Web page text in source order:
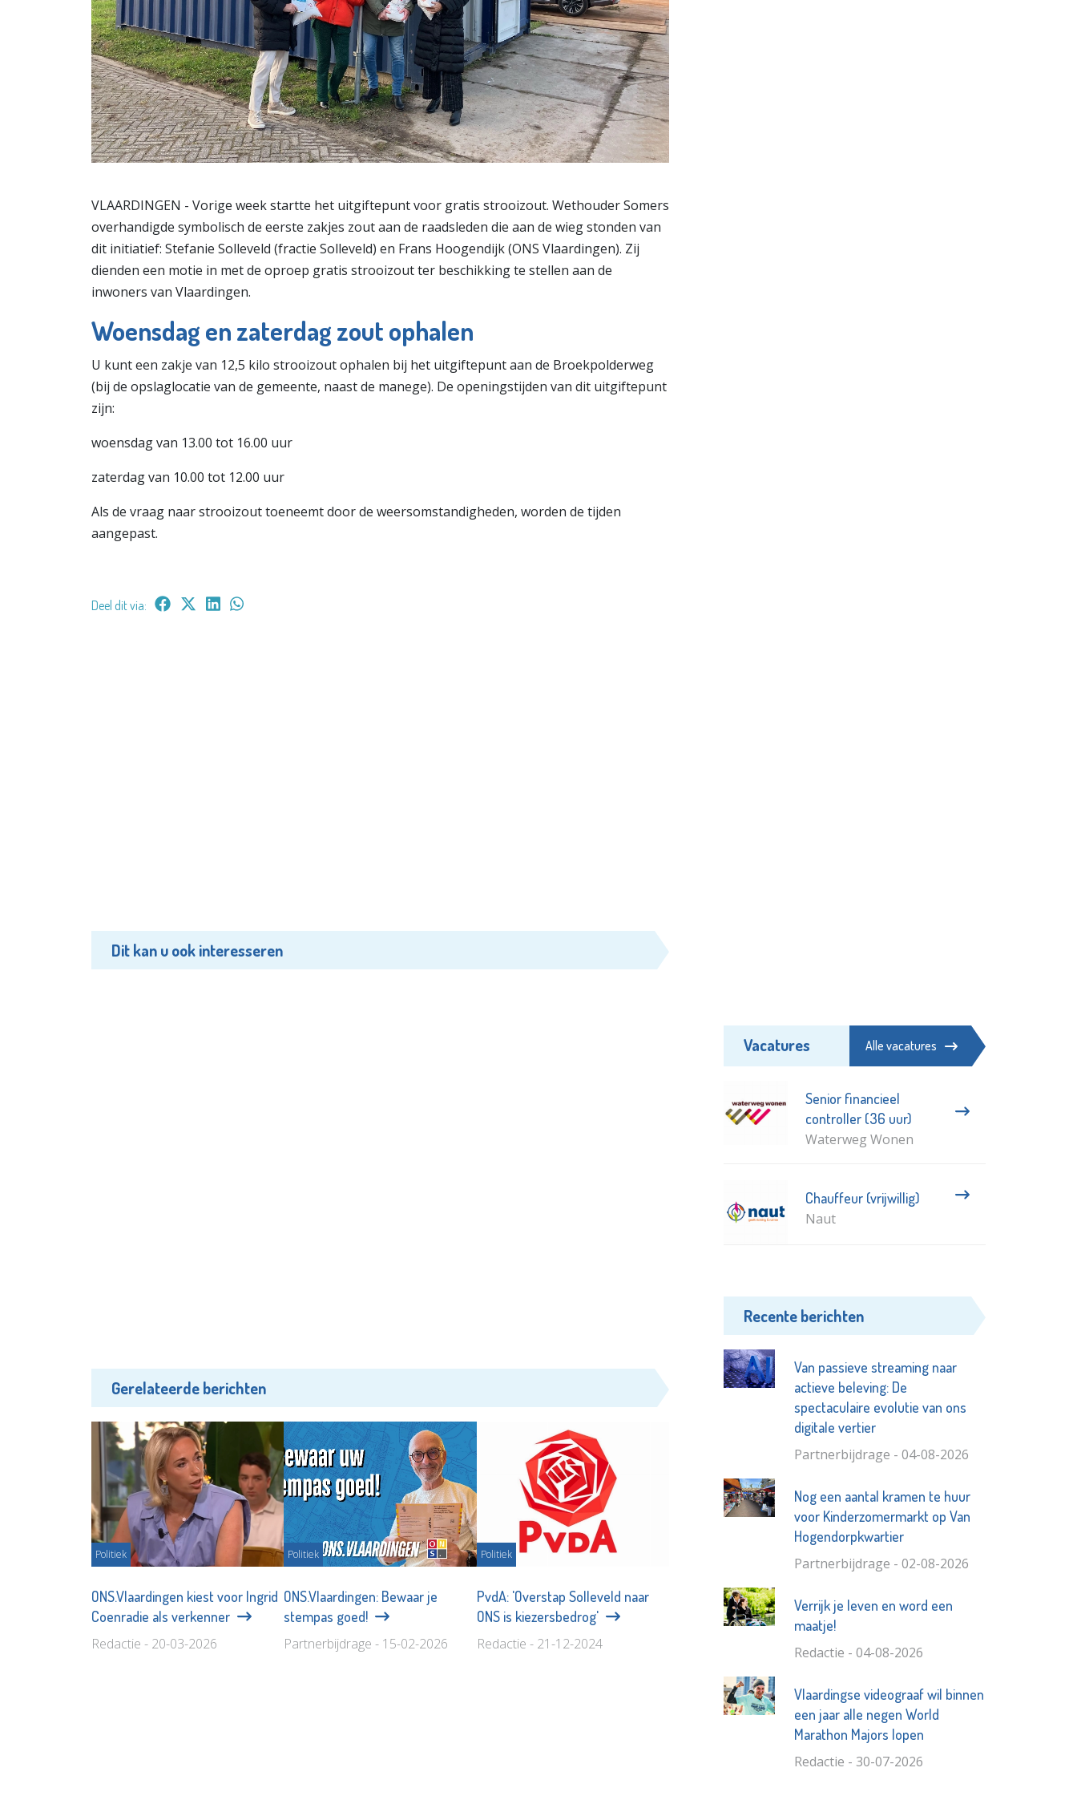
VLAARDINGEN - Vorige week startte het uitgiftepunt voor gratis strooizout. Wethouder Somers
overhandigde symbolisch de eerste zakjes zout aan de raadsleden die aan de wieg stonden van
dit initiatief: Stefanie Solleveld (fractie Solleveld) en Frans Hoogendijk (ONS Vlaardingen). Zij
dienden een motie in met de oproep gratis strooizout ter beschikking te stellen aan de
inwoners van Vlaardingen.
Woensdag en zaterdag zout ophalen
U kunt een zakje van 12,5 kilo strooizout ophalen bij het uitgiftepunt aan de Broekpolderweg
(bij de opslaglocatie van de gemeente, naast de manege). De openingstijden van dit uitgiftepunt
zijn:
woensdag van 13.00 tot 16.00 uur
zaterdag van 10.00 tot 12.00 uur
Als de vraag naar strooizout toeneemt door de weersomstandigheden, worden de tijden
aangepast.
Deel dit via:
Dit kan u ook interesseren
Gerelateerde berichten
Politiek
ONS.Vlaardingen kiest voor Ingrid
Coenradie als verkenner
Redactie - 20-03-2026
Politiek
ONS.Vlaardingen: Bewaar je
stempas goed!
Partnerbijdrage - 15-02-2026
Politiek
PvdA: 'Overstap Solleveld naar
ONS is kiezersbedrog'
Redactie - 21-12-2024
Vacatures Alle vacatures
Senior financieel
controller (36 uur)
Waterweg Wonen
Chauffeur (vrijwillig)
Naut
Recente berichten
Van passieve streaming naar
actieve beleving: De
spectaculaire evolutie van ons
digitale vertier
Partnerbijdrage - 04-08-2026
Nog een aantal kramen te huur
voor Kinderzomermarkt op Van
Hogendorpkwartier
Partnerbijdrage - 02-08-2026
Verrijk je leven en word een
maatje!
Redactie - 04-08-2026
Vlaardingse videograaf wil binnen
een jaar alle negen World
Marathon Majors lopen
Redactie - 30-07-2026